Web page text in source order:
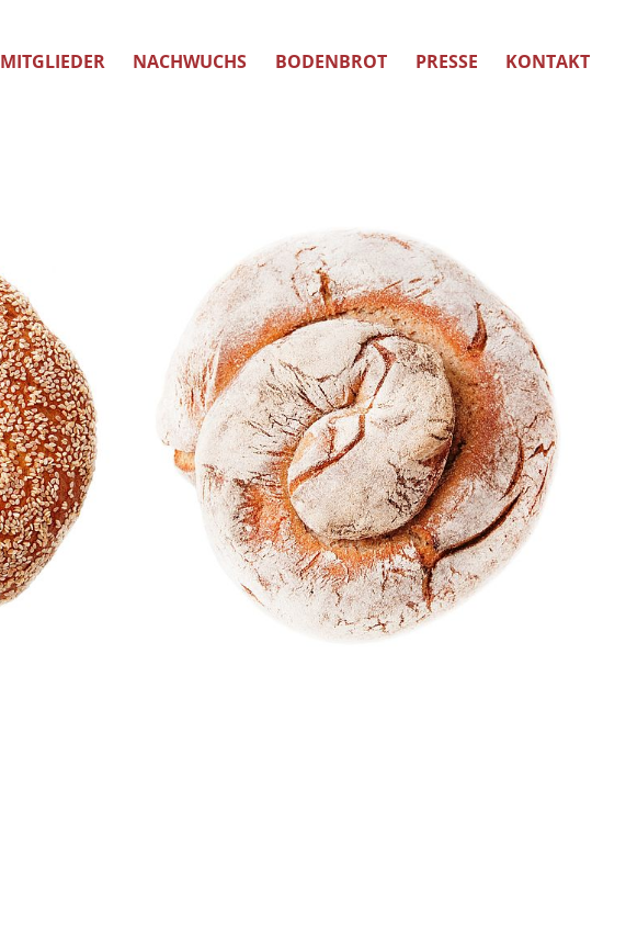
MITGLIEDER NACHWUCHS BODENBROT PRESSE KONTAKT